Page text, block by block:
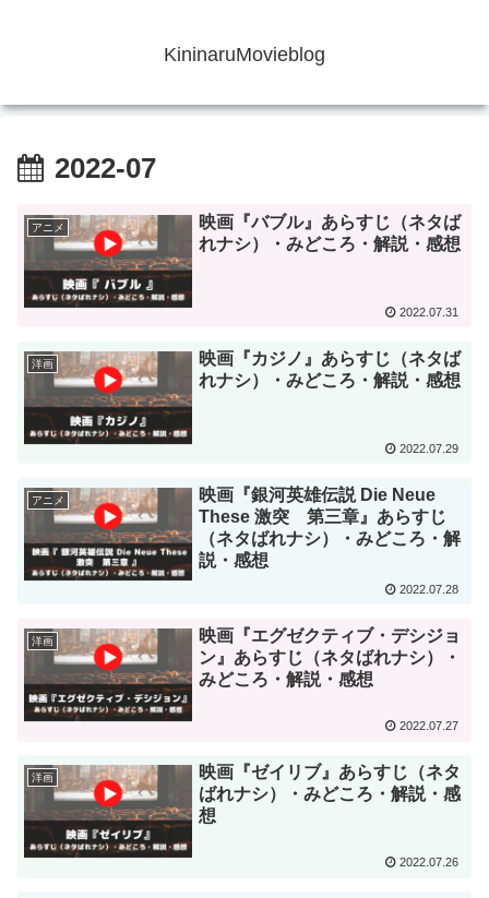
KininaruMovieblog
2022-07
アニメ
映画『バブル』あらすじ（ネタば
れナシ）・みどころ・解説・感想
2022.07.31
洋画
映画『カジノ』あらすじ（ネタば
れナシ）・みどころ・解説・感想
2022.07.29
アニメ
映画『銀河英雄伝説 Die Neue
These 激突 第三章』あらすじ
（ネタばれナシ）・みどころ・解
説・感想
2022.07.28
洋画
映画『エグゼクティブ・デシジョ
ン』あらすじ（ネタばれナシ）・
みどころ・解説・感想
2022.07.27
洋画
映画『ゼイリブ』あらすじ（ネタ
ばれナシ）・みどころ・解説・感
想
2022.07.26